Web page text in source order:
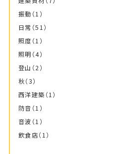
振動 （1）
日常 （51）
照度 （1）
照明 （4）
登山 （2）
秋（3）
西洋建築 （1）
防音 （1）
音波 （1）
飲食店（1）